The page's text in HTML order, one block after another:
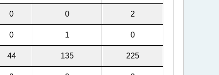
0 0 2
0 1 0
44 135 225